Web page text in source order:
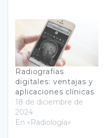
Radiografías
digitales: ventajas y
aplicaciones clínicas
18 de diciembre de
2024
En «Radiología»